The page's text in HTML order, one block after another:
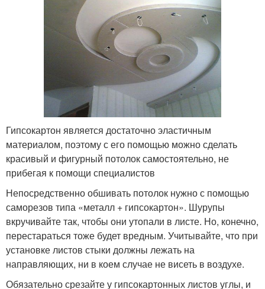
Гипсокартон является достаточно эластичным
материалом, поэтому с его помощью можно сделать
красивый и фигурный потолок самостоятельно, не
прибегая к помощи специалистов
Непосредственно обшивать потолок нужно с помощью
саморезов типа «металл + гипсокартон». Шурупы
вкручивайте так, чтобы они утопали в листе. Но, конечно,
перестараться тоже будет вредным. Учитывайте, что при
установке листов стыки должны лежать на
направляющих, ни в коем случае не висеть в воздухе.
Обязательно срезайте у гипсокартонных листов углы, и